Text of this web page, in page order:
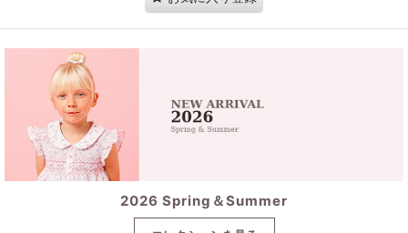
2026 Spring＆Summer